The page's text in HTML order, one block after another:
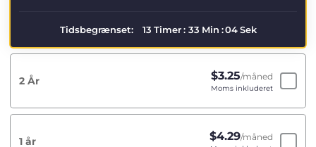
Tidsbegrænset: 13 Timer : 33 Min :04 Sek
2 År $3.25/måned
Moms inkluderet
1 år $4.29/måned